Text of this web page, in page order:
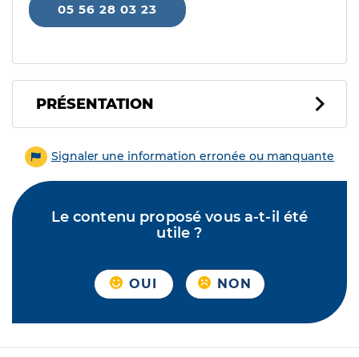
05 56 28 03 23
PRÉSENTATION
Signaler une information erronée ou manquante
Le contenu proposé vous a-t-il été
utile ?
OUI NON